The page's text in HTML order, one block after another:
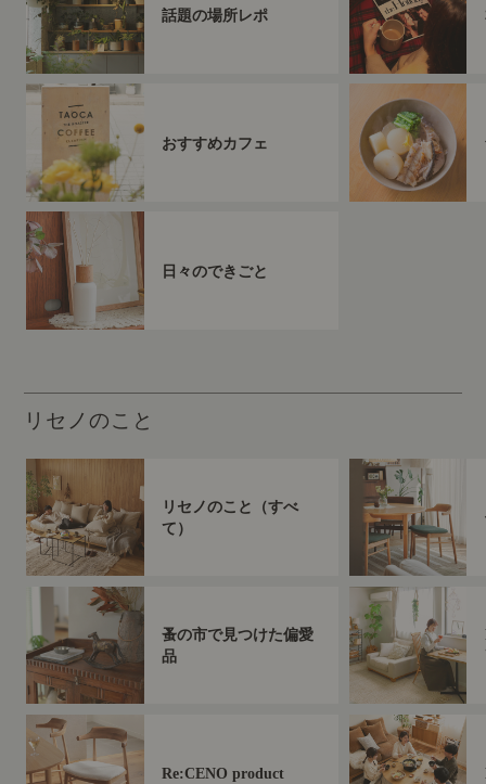
話題の場所レポ
おすすめカフェ
日々のできごと
リセノのこと
リセノのこと（すべ
て）
蚤の市で見つけた偏愛
品
Re:CENO product